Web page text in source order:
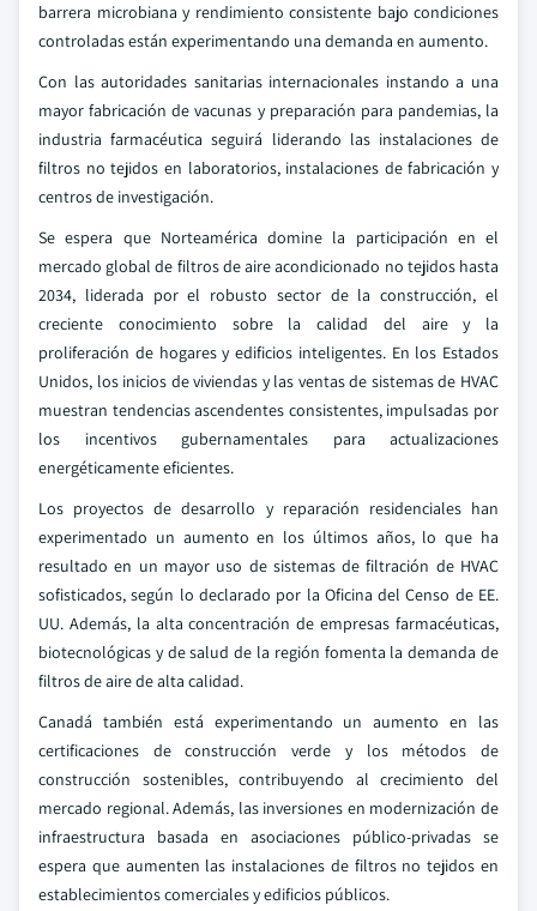
barrera microbiana y rendimiento consistente bajo condiciones
controladas están experimentando una demanda en aumento.
Con las autoridades sanitarias internacionales instando a una
mayor fabricación de vacunas y preparación para pandemias, la
industria farmacéutica seguirá liderando las instalaciones de
filtros no tejidos en laboratorios, instalaciones de fabricación y
centros de investigación.
Se espera que Norteamérica domine la participación en el
mercado global de filtros de aire acondicionado no tejidos hasta
2034, liderada por el robusto sector de la construcción, el
creciente conocimiento sobre la calidad del aire y la
proliferación de hogares y edificios inteligentes. En los Estados
Unidos, los inicios de viviendas y las ventas de sistemas de HVAC
muestran tendencias ascendentes consistentes, impulsadas por
los incentivos gubernamentales para actualizaciones
energéticamente eficientes.
Los proyectos de desarrollo y reparación residenciales han
experimentado un aumento en los últimos años, lo que ha
resultado en un mayor uso de sistemas de filtración de HVAC
sofisticados, según lo declarado por la Oficina del Censo de EE.
UU. Además, la alta concentración de empresas farmacéuticas,
biotecnológicas y de salud de la región fomenta la demanda de
filtros de aire de alta calidad.
Canadá también está experimentando un aumento en las
certificaciones de construcción verde y los métodos de
construcción sostenibles, contribuyendo al crecimiento del
mercado regional. Además, las inversiones en modernización de
infraestructura basada en asociaciones público-privadas se
espera que aumenten las instalaciones de filtros no tejidos en
establecimientos comerciales y edificios públicos.